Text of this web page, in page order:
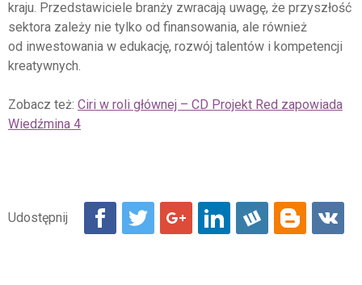
kraju. Przedstawiciele branży zwracają uwagę, że przyszłość
sektora zależy nie tylko od finansowania, ale również
od inwestowania w edukację, rozwój talentów i kompetencji
kreatywnych.
Zobacz też: Ciri w roli głównej – CD Projekt Red zapowiada
Wiedźmina 4